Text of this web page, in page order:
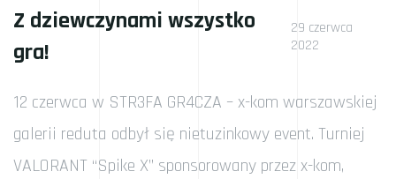
Z dziewczynami wszystko
gra!
29 czerwca
2022
12 czerwca w STR3FA GR4CZA – x-kom warszawskiej
galerii reduta odbył się nietuzinkowy event. Turniej
VALORANT “Spike X” sponsorowany przez x-kom,